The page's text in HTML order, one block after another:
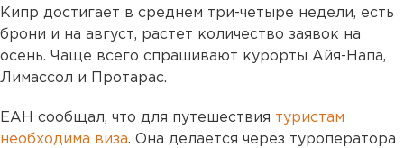
Кипр достигает в среднем три-четыре недели, есть
брони и на август, растет количество заявок на
осень. Чаще всего спрашивают курорты Айя-Напа,
Лимассол и Протарас.
ЕАН сообщал, что для путешествия туристам
необходима виза. Она делается через туроператора